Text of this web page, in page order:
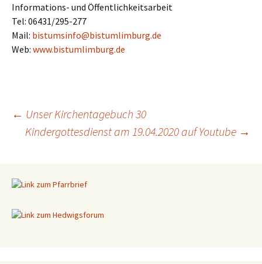
Informations- und Öffentlichkeitsarbeit
Tel: 06431/295-277
Mail: bistumsinfo@bistumlimburg.de
Web: www.bistumlimburg.de
Beitragsnavigation
← Unser Kirchentagebuch 30
Kindergottesdienst am 19.04.2020 auf Youtube →